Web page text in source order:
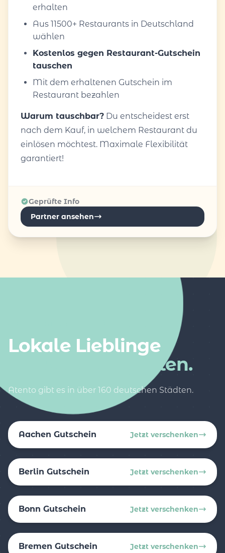
erhalten
Aus 11500+ Restaurants in Deutschland
wählen
Kostenlos gegen Restaurant-Gutschein
tauschen
Mit dem erhaltenen Gutschein im
Restaurant bezahlen
Warum tauschbar? Du entscheidest erst
nach dem Kauf, in welchem Restaurant du
einlösen möchtest. Maximale Flexibilität
garantiert!
Geprüfte Info
Partner ansehen
Lokale Lieblinge
in weiteren Städten.
Atento gibt es in über 160 deutschen Städten.
Aachen Gutschein Jetzt verschenken
Berlin Gutschein Jetzt verschenken
Bonn Gutschein Jetzt verschenken
Bremen Gutschein Jetzt verschenken